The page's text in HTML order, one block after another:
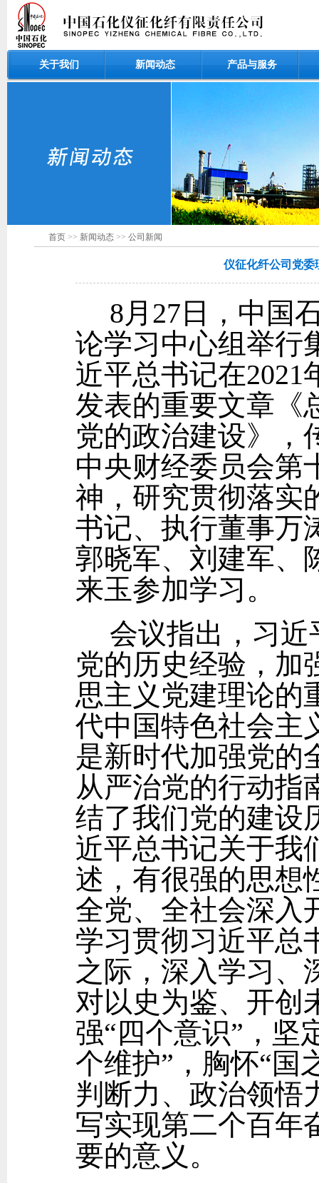
关于我们 新闻动态 产品与服务
首页 >> 新闻动态 >> 公司新闻
仪征化纤公司党委
8月27日，中国
论学习中心组举行
近平总书记在2021
发表的重要文章《
党的政治建设》，
中央财经委员会第
神，研究贯彻落实
书记、执行董事万
郭晓军、刘建军、
来玉参加学习。
会议指出，习
党的历史经验，加
思主义党建理论的
代中国特色社会主
是新时代加强党的
从严治党的行动指
结了我们党的建设
近平总书记关于我
述，有很强的思想
全党、全社会深入
学习贯彻习近平总
之际，深入学习、
对以史为鉴、开创
强“四个意识”，坚
个维护”，胸怀“国
判断力、政治领悟
写实现第二个百年
要的意义。